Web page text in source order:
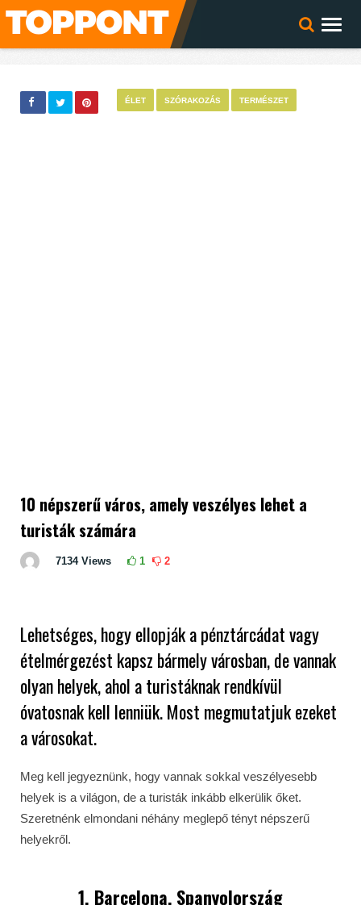
ÉLET SZÓRAKOZÁS TERMÉSZET
10 népszerű város, amely veszélyes lehet a
turisták számára
7134 Views 1 2
Lehetséges, hogy ellopják a pénztárcádat vagy
ételmérgezést kapsz bármely városban, de vannak
olyan helyek, ahol a turistáknak rendkívül
óvatosnak kell lenniük. Most megmutatjuk ezeket
a városokat.
Meg kell jegyeznünk, hogy vannak sokkal veszélyesebb
helyek is a világon, de a turisták inkább elkerülik őket.
Szeretnénk elmondani néhány meglepő tényt népszerű
helyekről.
1. Barcelona, Spanyolország